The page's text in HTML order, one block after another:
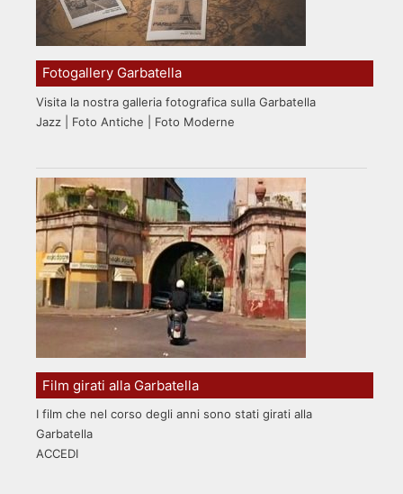
Fotogallery Garbatella
Visita la nostra galleria fotografica sulla Garbatella
Jazz | Foto Antiche | Foto Moderne
Film girati alla Garbatella
I film che nel corso degli anni sono stati girati alla
Garbatella
ACCEDI